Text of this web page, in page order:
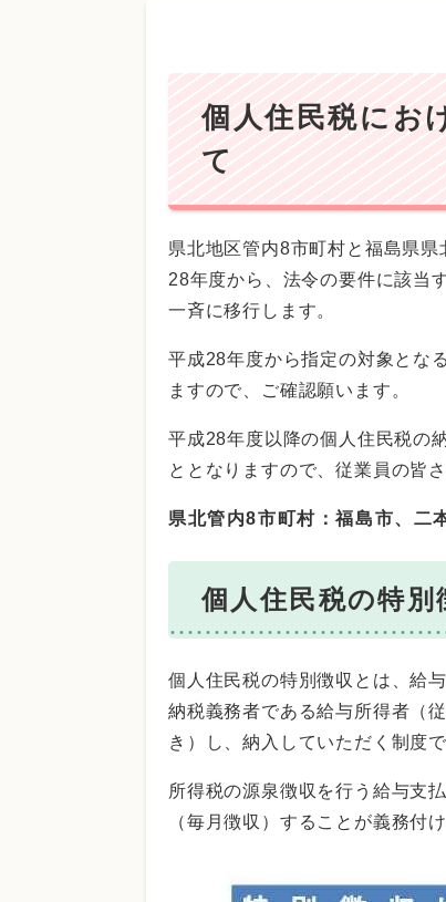
個人住民税にお
て
県北地区管内8市町村と福島県
28年度から、法令の要件に該当
一斉に移行します。
平成28年度から指定の対象とな
ますので、ご確認願います。
平成28年度以降の個人住民税の
ととなりますので、従業員の皆
県北管内8市町村：福島市、二
個人住民税の特別
個人住民税の特別徴収とは、給
納税義務者である給与所得者（
き）し、納入していただく制度で
所得税の源泉徴収を行う給与支
（毎月徴収）することが義務付